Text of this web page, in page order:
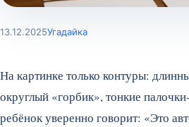
13.12.2025Угадайка
На картинке только контуры:
округлый «горбик», тонкие
ребёнок уверенно говорит: «Это